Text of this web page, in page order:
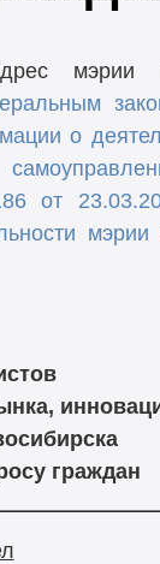
мэрии
о
от
мэрии
граждан